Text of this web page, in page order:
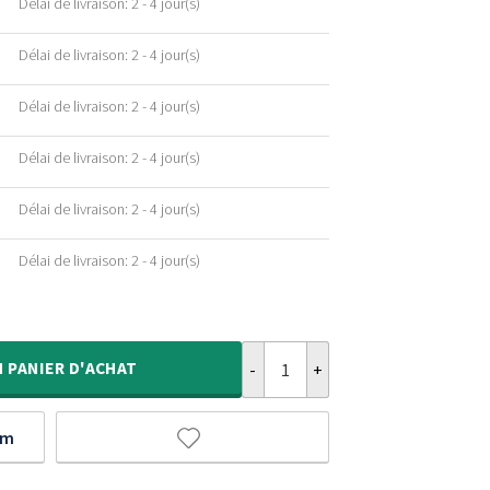
Délai de livraison: 2 - 4 jour(s)
Délai de livraison: 2 - 4 jour(s)
Délai de livraison: 2 - 4 jour(s)
Délai de livraison: 2 - 4 jour(s)
Délai de livraison: 2 - 4 jour(s)
PANIER D'ACHAT